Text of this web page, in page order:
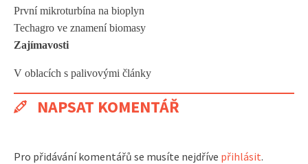
První mikroturbína na bioplyn
Techagro ve znamení biomasy
Zajímavosti
V oblacích s palivovými články
NAPSAT KOMENTÁŘ
Pro přidávání komentářů se musíte nejdříve přihlásit.